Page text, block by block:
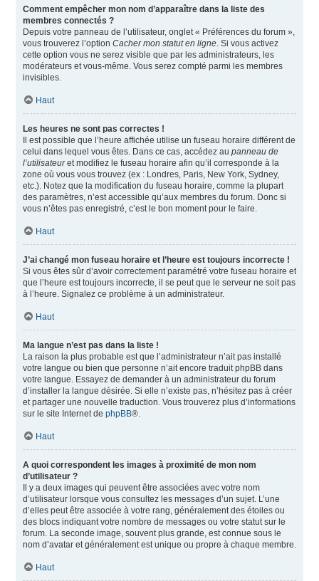
Comment empêcher mon nom d’apparaître dans la liste des
membres connectés ?
Depuis votre panneau de l’utilisateur, onglet « Préférences du forum »,
vous trouverez l’option Cacher mon statut en ligne. Si vous activez
cette option vous ne serez visible que par les administrateurs, les
modérateurs et vous-même. Vous serez compté parmi les membres
invisibles.
Haut
Les heures ne sont pas correctes !
Il est possible que l’heure affichée utilise un fuseau horaire différent de
celui dans lequel vous êtes. Dans ce cas, accédez au panneau de
l’utilisateuret modifiez le fuseau horaire afin qu’il corresponde à la
zone où vous vous trouvez (ex : Londres, Paris, New York, Sydney,
etc.). Notez que la modification du fuseau horaire, comme la plupart
des paramètres, n’est accessible qu’aux membres du forum. Donc si
vous n’êtes pas enregistré, c’est le bon moment pour le faire.
Haut
J’ai changé mon fuseau horaire et l’heure est toujours incorrecte !
Si vous êtes sûr d’avoir correctement paramétré votre fuseau horaire et
que l’heure est toujours incorrecte, il se peut que le serveur ne soit pas
à l’heure. Signalez ce problème à un administrateur.
Haut
Ma langue n’est pas dans la liste !
La raison la plus probable est que l’administrateur n’ait pas installé
votre langue ou bien que personne n’ait encore traduit phpBB dans
votre langue. Essayez de demander à un administrateur du forum
d’installer la langue désirée. Si elle n’existe pas, n’hésitez pas à créer
et partager une nouvelle traduction. Vous trouverez plus d’informations
sur le site Internet de phpBB®.
Haut
A quoi correspondent les images à proximité de mon nom
d’utilisateur ?
Il y a deux images qui peuvent être associées avec votre nom
d’utilisateur lorsque vous consultez les messages d’un sujet. L’une
d’elles peut être associée à votre rang, généralement des étoiles ou
des blocs indiquant votre nombre de messages ou votre statut sur le
forum. La seconde image, souvent plus grande, est connue sous le
nom d’avatar et généralement est unique ou propre à chaque membre.
Haut